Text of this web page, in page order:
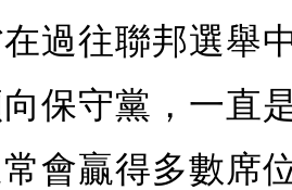
過往聯邦選舉
保守黨，一直
會贏得多數席